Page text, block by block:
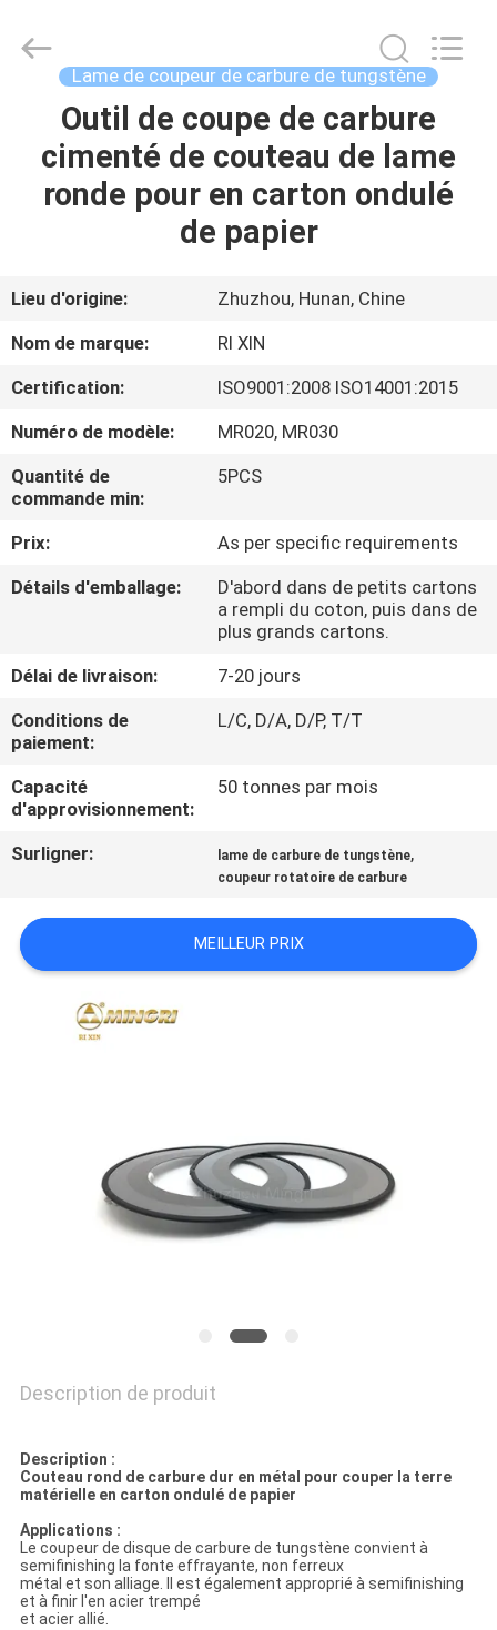
MAISON
PRODUITS
SUJET
DE
NOUS
VISITE
D'USINE
CONTRÔLE
DE
NOUS
NOUVELLES
UNE
CITATION
PLAN
PRIVACY
POLICY
Cemented
Carbide
Lame de coupeur de carbure de tungstène
Outil de coupe de carbure
cimenté de couteau de lame
ronde pour en carton ondulé
de papier
Lieu d'origine:
Zhuzhou, Hunan, Chine
Nom de marque:
RI XIN
Certification:
ISO9001:2008 ISO14001:2015
Numéro de modèle:
MR020, MR030
Quantité de
commande min:
5PCS
Prix:
As per specific requirements
Détails d'emballage:
D'abord dans de petits cartons
a rempli du coton, puis dans de
plus grands cartons.
Délai de livraison:
7-20 jours
Conditions de
paiement:
L/C, D/A, D/P, T/T
Capacité
d'approvisionnement:
50 tonnes par mois
Surligner: lame de carbure de tungstène,
coupeur rotatoire de carbure
MEILLEUR PRIX
Description de produit
Description :
Couteau rond de carbure dur en métal pour couper la terre
matérielle en carton ondulé de papier
Applications :
Le coupeur de disque de carbure de tungstène convient à
semifinishing la fonte effrayante, non ferreux
métal et son alliage. Il est également approprié à semifinishing
et à finir l'en acier trempé
et acier allié.